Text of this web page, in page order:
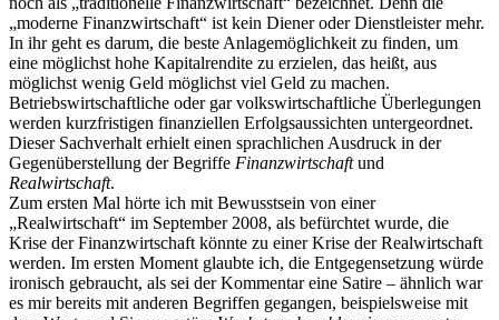
„moderne Finanzwirtschaft“ ist kein Diener oder Dienstleister mehr.
In ihr geht es darum, die beste Anlagemöglichkeit zu finden, um
eine möglichst hohe Kapitalrendite zu erzielen, das heißt, aus
möglichst wenig Geld möglichst viel Geld zu machen.
Betriebswirtschaftliche oder gar volkswirtschaftliche Überlegungen
werden kurzfristigen finanziellen Erfolgsaussichten untergeordnet.
Dieser Sachverhalt erhielt einen sprachlichen Ausdruck in der
Gegenüberstellung der Begriffe Finanzwirtschaftund
Realwirtschaft.
Zum ersten Mal hörte ich mit Bewusstsein von einer
„Realwirtschaft“ im September 2008, als befürchtet wurde, die
Krise der Finanzwirtschaft könnte zu einer Krise der Realwirtschaft
werden. Im ersten Moment glaubte ich, die Entgegensetzung würde
ironisch gebraucht, als sei der Kommentar eine Satire – ähnlich war
es mir bereits mit anderen Begriffen gegangen, beispielsweise mit